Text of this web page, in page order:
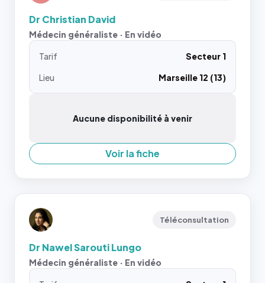
Dr Christian David
Médecin généraliste · En vidéo
Tarif
Secteur 1
Lieu
Marseille 12 (13)
Aucune disponibilité à venir
Voir la fiche
Téléconsultation
Dr Nawel Sarouti Lungo
Médecin généraliste · En vidéo